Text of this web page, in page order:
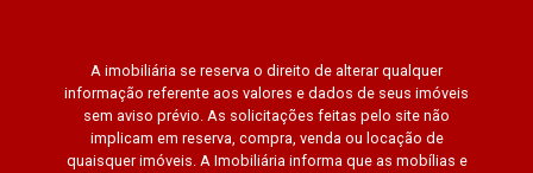
A imobiliária se reserva o direito de alterar qualquer
informação referente aos valores e dados de seus imóveis
sem aviso prévio. As solicitações feitas pelo site não
implicam em reserva, compra, venda ou locação de
quaisquer imóveis. A Imobiliária informa que as mobílias e